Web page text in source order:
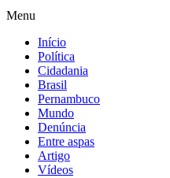
Menu
Início
Política
Cidadania
Brasil
Pernambuco
Mundo
Denúncia
Entre aspas
Artigo
Vídeos